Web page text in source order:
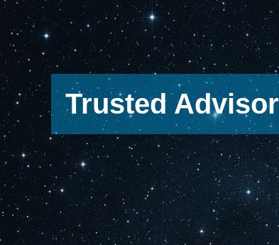
Trusted Advisor